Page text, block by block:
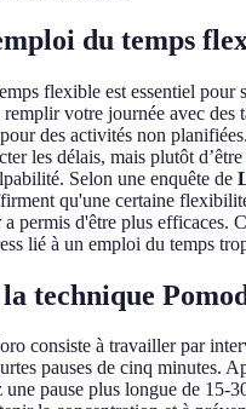
du temps
flexible est essentiel pour
votre journée avec des
des activités non
les délais, mais plutôt
Selon une enquête de
qu'une certaine
permis d'être plus efficaces.
lié à un emploi du temps
technique
consiste à travailler par
pauses de cinq minutes.
pause plus longue de 15-